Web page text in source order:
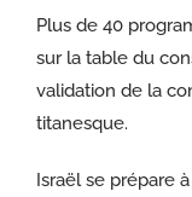
Plus de 40
sur la table du
validation de la
titanesque.
Israël se prépare